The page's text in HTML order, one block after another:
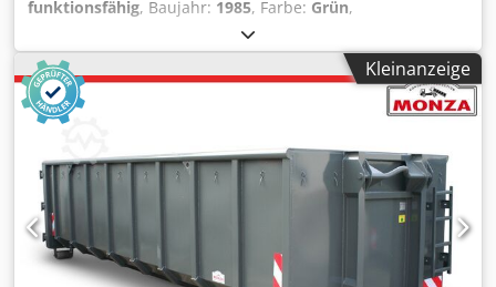
funktionsfähig, Baujahr: 1985, Farbe: Grün,
, Laderaumlänge:
gebrauchter Abrollcontainer 20 m³ , reparaturbedürftig (
Türen , Boden ) gebrauchter Abrollcontainer 10 m³ ,
reparatütbedürftig ( Türen , Boden ) gebrauchter
Abrollcontainer 10 m³ mir Deckel , reparatütbedürftig ( 3
Löcher in der Seitenwand ) Dkjdpsxqf Hhsfx Apyor
Stückpreis ab 1.300.- € netto Veraldung möglich
Kleinanzeige